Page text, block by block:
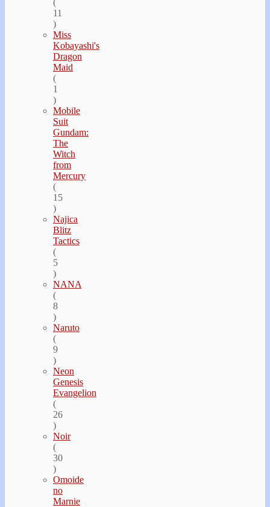
(
11
)
Miss
Kobayashi's
Dragon
Maid
(
1
)
Mobile
Suit
Gundam:
The
Witch
from
Mercury
(
15
)
Najica
Blitz
Tactics
(
5
)
NANA
(
8
)
Naruto
(
9
)
Neon
Genesis
Evangelion
(
26
)
Noir
(
30
)
Omoide
no
Marnie